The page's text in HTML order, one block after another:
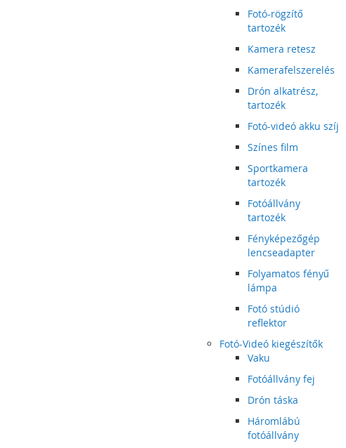
Fotó-rögzítő
tartozék
Kamera retesz
Kamerafelszerelés
Drón alkatrész,
tartozék
Fotó-videó akku szíj
Színes film
Sportkamera
tartozék
Fotóállvány
tartozék
Fényképezőgép
lencseadapter
Folyamatos fényű
lámpa
Fotó stúdió
reflektor
Fotó-Videó kiegészítők
Vaku
Fotóállvány fej
Drón táska
Háromlábú
fotóállvány